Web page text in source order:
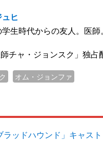
ヒ
生時代からの友人。医師。
チャ・ジョンスク」独占
オム・ジョンファ
ッドハウンド」キャスト